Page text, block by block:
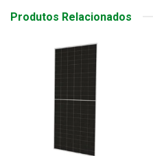
Produtos Relacionados